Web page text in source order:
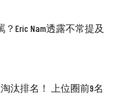
Eric Nam透露不常提及
汰排名！ 上位圈前9名